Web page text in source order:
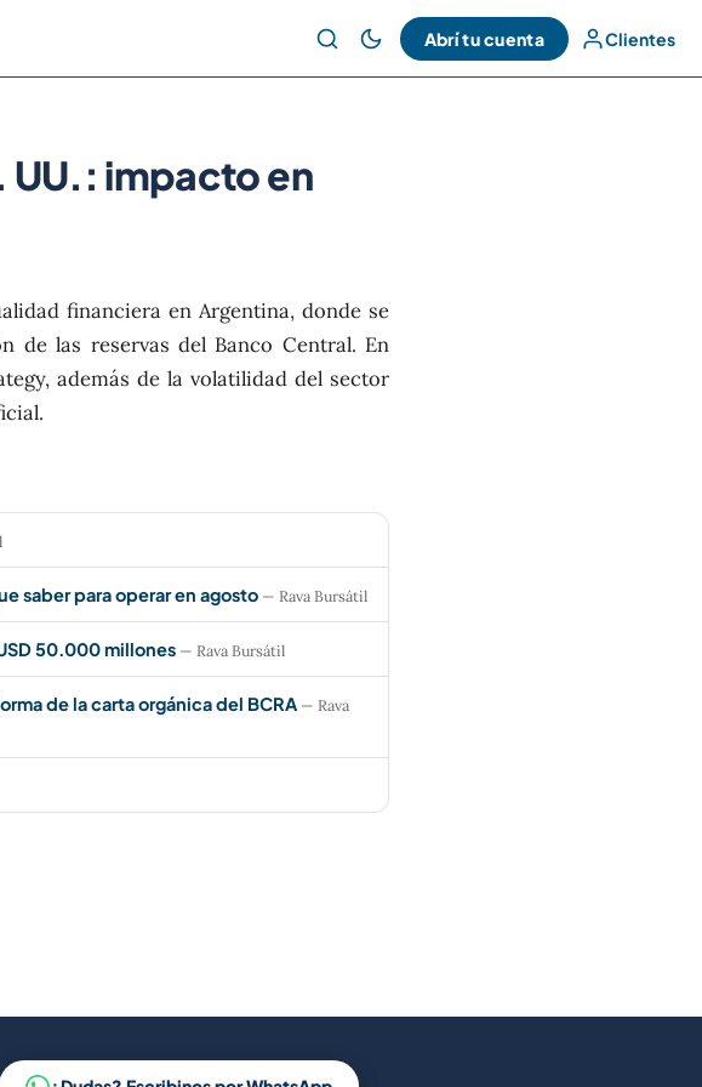
Abrí tu cuenta Clientes
UU.: impacto en
financiera en Argentina, donde se
de las reservas del Banco Central. En
además de la volatilidad del sector
saber para operar en agosto — Rava Bursátil
50.000 millones — Rava Bursátil
de la carta orgánica del BCRA — Rava